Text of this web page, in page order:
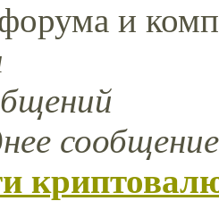
и
сообщение